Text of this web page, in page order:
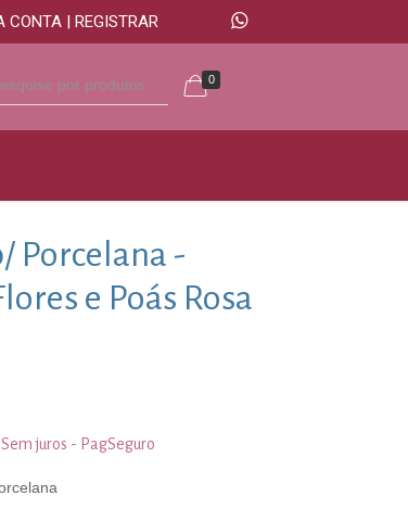
CONTA | REGISTRAR
0
Porcelana -
e Poás Rosa
Sem juros - PagSeguro